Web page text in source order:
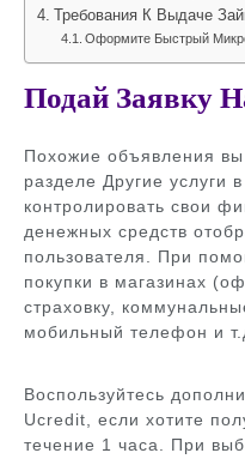
Требования К Выдаче
Оформите Быстрый
Подай Заявку
Похожие объявления
разделе Другие услуги
контролировать свои
денежных средств
пользователя. При
покупки в магазинах
страховку,
мобильный телефон и
Воспользуйтесь
Ucredit, если хотите
течение 1 часа. При